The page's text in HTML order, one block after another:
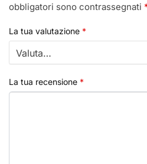
obbligatori sono contrassegnati
La tua valutazione *
La tua recensione *